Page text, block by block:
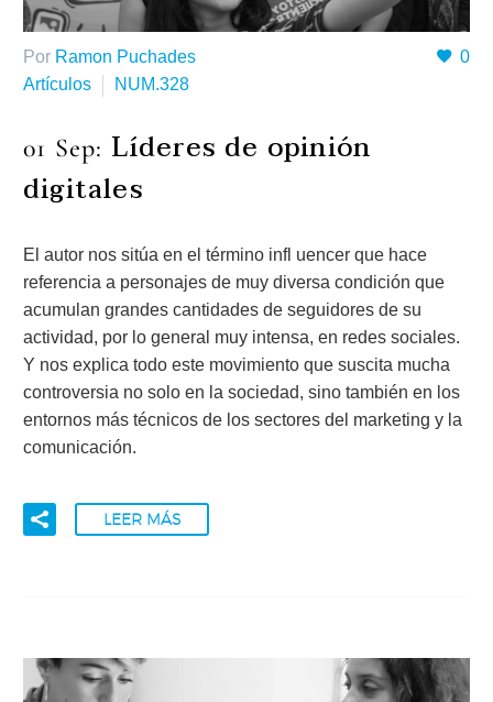
0
Por Ramon Puchades
Artículos
NUM.328
01 Sep: Líderes de opinión
digitales
El autor nos sitúa en el término infl uencer que hace
referencia a personajes de muy diversa condición que
acumulan grandes cantidades de seguidores de su
actividad, por lo general muy intensa, en redes sociales.
Y nos explica todo este movimiento que suscita mucha
controversia no solo en la sociedad, sino también en los
entornos más técnicos de los sectores del marketing y la
comunicación.
LEER MÁS